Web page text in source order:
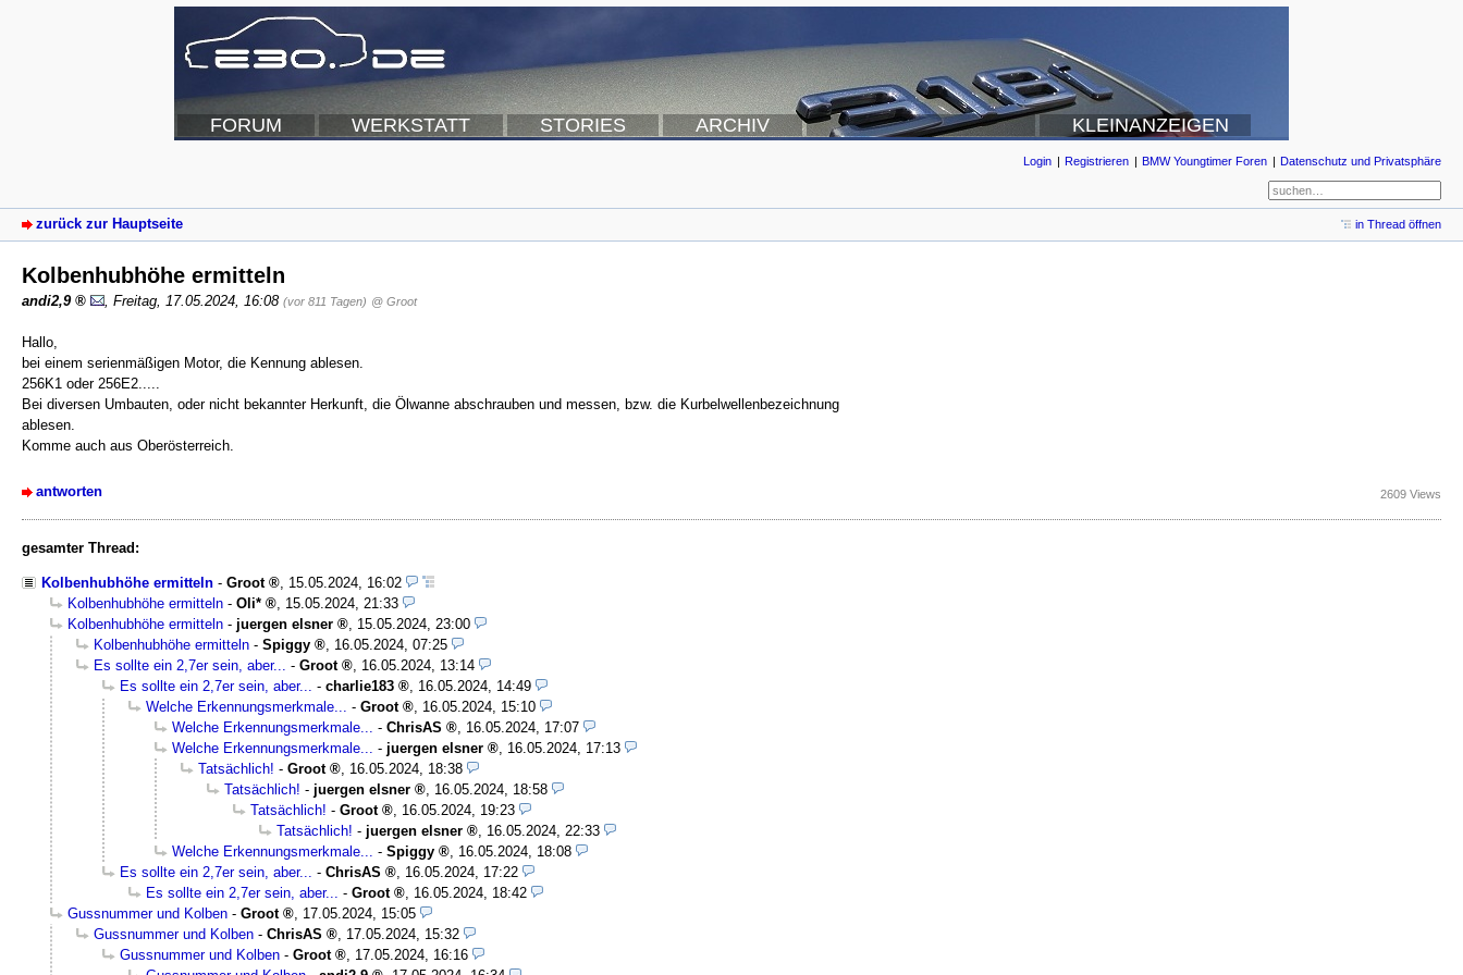
FORUM WERKSTATT STORIES ARCHIV KLEINANZEIGEN
Login Registrieren BMW Youngtimer Foren Datenschutz und Privatsphäre
zurück zur Hauptseite in Thread öffnen
Kolbenhubhöhe ermitteln
andi2,9 Freitag, 17.05.2024, 16:08 (vor 811 Tagen) @ Groot
Hallo,
bei einem serienmäßigen Motor, die Kennung ablesen.
256K1 oder 256E2.....
Bei diversen Umbauten, oder nicht bekannter Herkunft, die Ölwanne abschrauben und messen, bzw. die Kurbelwellenbezeichnung
ablesen.
Komme auch aus Oberösterreich.
antworten 2609 Views
gesamter Thread:
Kolbenhubhöhe ermitteln - Groot
15.05.2024, 16:02
Kolbenhubhöhe ermitteln - Oli*
15.05.2024, 21:33
Kolbenhubhöhe ermitteln - juergen elsner
15.05.2024, 23:00
Kolbenhubhöhe ermitteln - Spiggy
16.05.2024, 07:25
Es sollte ein 2,7er sein, aber...
- Groot
16.05.2024, 13:14
Es sollte ein 2,7er sein, aber...
- charlie183
16.05.2024, 14:49
Welche Erkennungsmerkmale...
- Groot
16.05.2024, 15:10
Welche Erkennungsmerkmale...
- ChrisAS
16.05.2024, 17:07
Welche Erkennungsmerkmale...
- juergen elsner
16.05.2024, 17:13
Tatsächlich! - Groot
16.05.2024, 18:38
Tatsächlich! - juergen elsner
16.05.2024, 18:58
Tatsächlich! - Groot
16.05.2024, 19:23
Tatsächlich! - juergen elsner
16.05.2024, 22:33
Welche Erkennungsmerkmale...
- Spiggy
16.05.2024, 18:08
Es sollte ein 2,7er sein, aber...
- ChrisAS
16.05.2024, 17:22
Es sollte ein 2,7er sein, aber...
- Groot
16.05.2024, 18:42
Gussnummer und Kolben - Groot
17.05.2024, 15:05
Gussnummer und Kolben - ChrisAS
17.05.2024, 15:32
Gussnummer und Kolben - Groot
17.05.2024, 16:16